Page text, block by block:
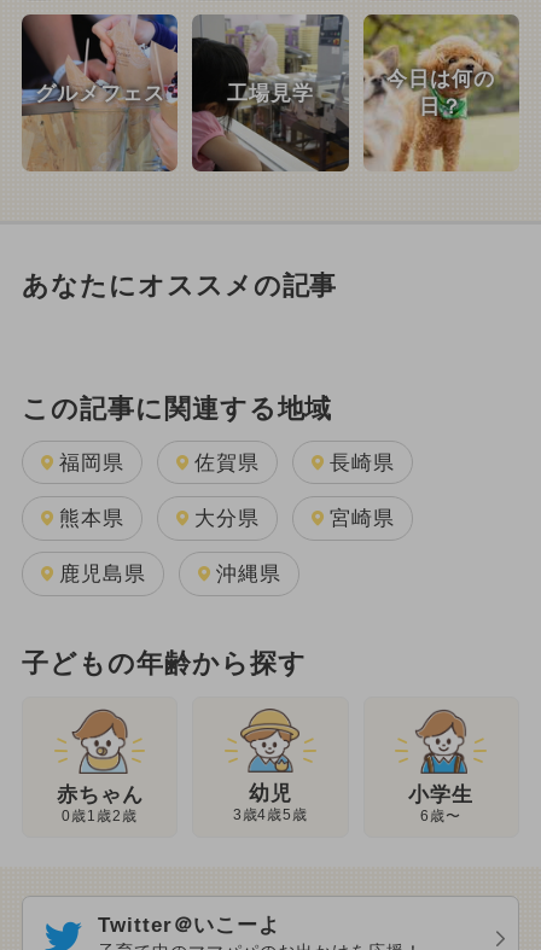
グルメフェス 工場見学
今日は何の
日？
あなたにオススメの記事
この記事に関連する地域
福岡県 佐賀県 長崎県
熊本県 大分県 宮崎県
鹿児島県 沖縄県
子どもの年齢から探す
赤ちゃん
0歳1歳2歳
幼児
3歳4歳5歳
小学生
6歳〜
Twitter＠いこーよ